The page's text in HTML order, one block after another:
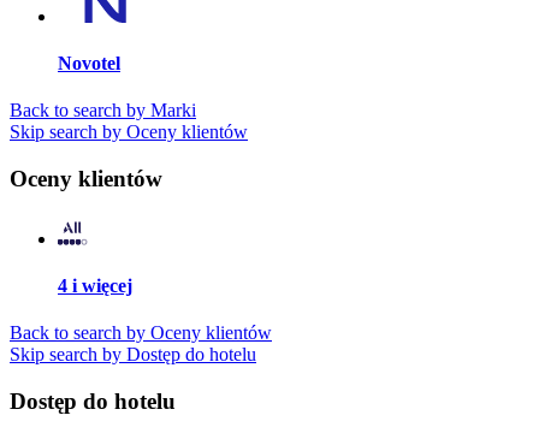
Novotel
Back to search by Marki
Skip search by Oceny klientów
Oceny klientów
4 i więcej
Back to search by Oceny klientów
Skip search by Dostęp do hotelu
Dostęp do hotelu